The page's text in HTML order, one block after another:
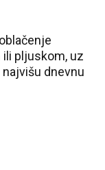
pljuskom, uz
dnevnu